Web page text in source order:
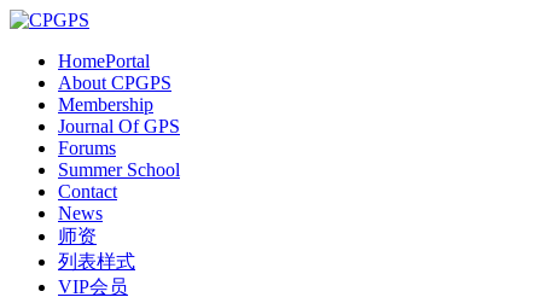
HomePortal
About CPGPS
Membership
Journal Of GPS
Forums
Summer School
Contact
News
师资
列表样式
VIP会员